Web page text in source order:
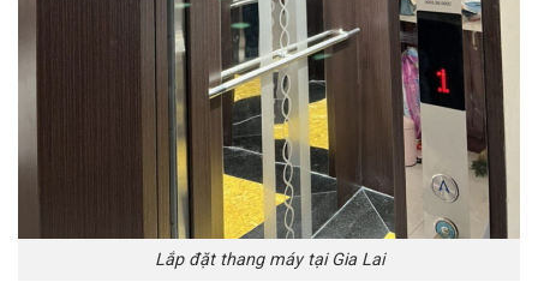
Lắp đặt thang máy tại Gia Lai